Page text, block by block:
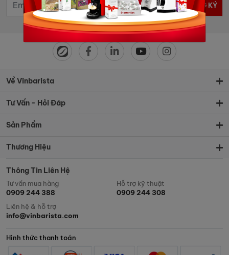
ĐĂNG KÝ
Về Vinbarista
Tư Vấn - Hỏi Đáp
Sản Phẩm
Thương Hiệu
Thông Tin Liên Hệ
Tư vấn mua hàng
0909 244 388
Hỗ trợ kỹ thuật
0909 244 308
Liên hệ & hỗ trợ
info@vinbarista.com
Hình thức thanh toán